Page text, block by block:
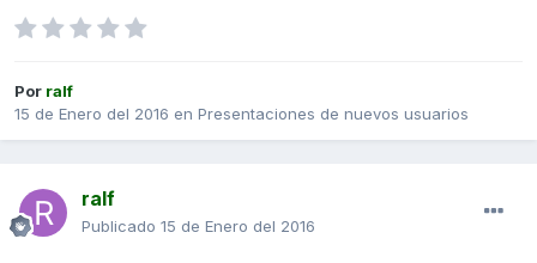
Por ralf
15 de Enero del 2016 en Presentaciones de nuevos usuarios
ralf
Publicado 15 de Enero del 2016